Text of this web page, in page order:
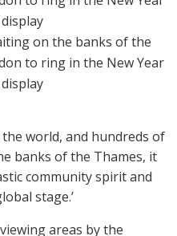
on the banks of the
to ring in the New Year
world, and hundreds of
banks of the Thames, it
community spirit and
stage.’
areas by the